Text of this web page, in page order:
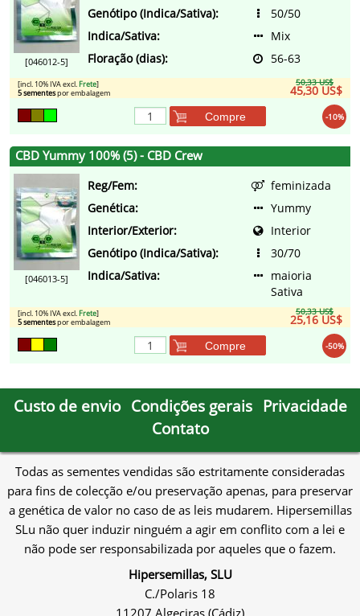
[046012-5]
Genótipo (Indica/Sativa):
50/50
Indica/Sativa:
Mix
Floração (dias):
56-63
50,33 US$
45,30 US$
[incl. 10% IVA excl. Frete]
5 sementespor embalagem
-10%
Compre
CBD Yummy 100% (5) - CBD Crew
[046013-5]
Reg/Fem:
feminizada
Genética:
Yummy
Interior/Exterior:
Interior
Genótipo (Indica/Sativa):
30/70
Indica/Sativa:
maioria
Sativa
50,33 US$
25,16 US$
[incl. 10% IVA excl. Frete]
5 sementespor embalagem
-50%
Compre
Custo de envio Condições gerais Privacidade
Contato
Todas as sementes vendidas são estritamente consideradas
para fins de colecção e/ou preservação apenas, para preservar
a genética de valor no caso de as leis mudarem. Hipersemillas
SLu não quer induzir ninguém a agir em conflito com a lei e
não pode ser responsabilizada por aqueles que o fazem.
Hipersemillas, SLU
C./Polaris 18